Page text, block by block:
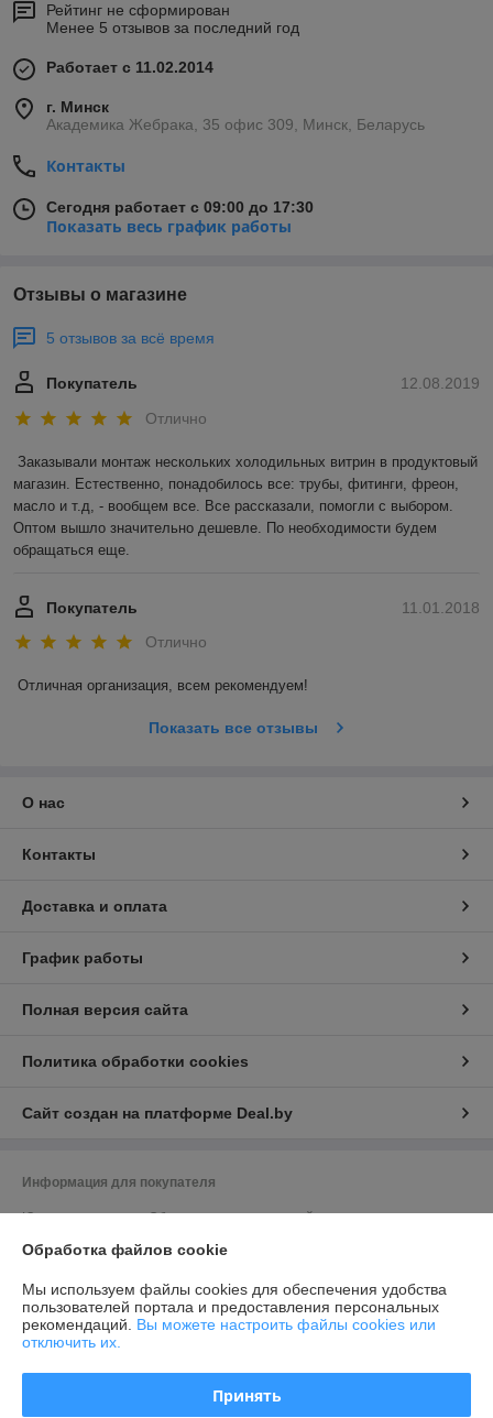
Рейтинг не сформирован
Менее 5 отзывов за последний год
Работает с 11.02.2014
г. Минск
Академика Жебрака, 35 офис 309, Минск, Беларусь
Контакты
Сегодня работает с 09:00 до 17:30
Показать весь график работы
Отзывы о магазине
5 отзывов за всё время
12.08.2019
Покупатель
Отлично
Заказывали монтаж нескольких холодильных витрин в продуктовый
магазин. Естественно, понадобилось все: трубы, фитинги, фреон,
масло и т.д, - вообщем все. Все рассказали, помогли с выбором.
Оптом вышло значительно дешевле. По необходимости будем
обращаться еще.
11.01.2018
Покупатель
Отлично
Отличная организация, всем рекомендуем!
Показать все отзывы
О нас
Контакты
Доставка и оплата
График работы
Полная версия сайта
Политика обработки cookies
Сайт создан на платформе Deal.by
Информация для покупателя
Юридическое лицо:Общество с ограниченной ответственностью
190863688, 220136, г. Минск, ул. Академика Жебрака, 35, оф. 309
Регистрационный номер ЕГР: 190863688
УНП: 190863688
Дата регистрации компании: 09.02.2016
Обработка файлов cookie
Мы используем файлы cookies для обеспечения удобства
пользователей портала и предоставления персональных
рекомендаций. Вы можете настроить файлы cookies или
отключить их.
Принять